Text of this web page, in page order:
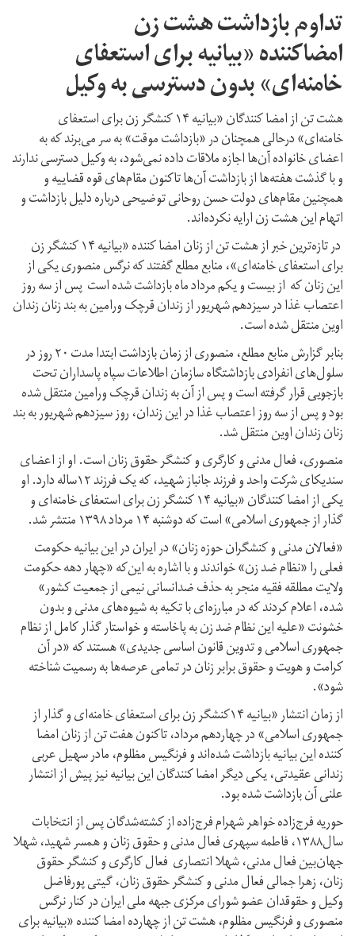
تداوم بازداشت هشت زن
امضاکننده «بیانیه برای استعفای
خامنه‌ای» بدون دسترسی به وکیل
هشت تن از امضا کنندگان «بیانیه ۱۴ کنشگر زن برای استعفای
خامنه‌ای» درحالی همچنان در «بازداشت موقت» به سر می‌برند که به
اعضای خانواده ‌آن‌ها اجازه ملاقات داده نمی‌شود، به وکیل دسترسی ندارند
و با گذشت هفته‌ها از بازداشت آن‌ها تاکنون مقام‌های قوه قضاییه و
همچنین مقام‌های دولت حسن روحانی توضیحی درباره دلیل بازداشت و
اتهام این هشت زن ارایه نکرده‌اند.
در تازه‌ترین خبر از هشت تن از زنان امضا کننده «بیانیه ۱۴ کنشگر زن
برای استعفای خامنه‌ای»، منابع مطلع گفتند که نرگس منصوری یکی از
این زنان که از بیست و یکم مرداد ماه بازداشت شده است پس از سه روز
اعتصاب غذا در سیزدهم شهریور از زندان قرچک ورامین به بند زنان زندان
اوین منتقل شده است.
بنابر گزارش منابع مطلع، منصوری از زمان بازداشت ابتدا مدت ۲۰ روز در
سلول‌های انفرادی بازداشتگاه سازمان اطلاعات سپاه پاسداران تحت
بازجویی قرار گرفته است و پس از آن به زندان قرچک ورامین منتقل شده
بود و پس از سه روز اعتصاب غذا در این زندان، روز سیزدهم شهریور به بند
زنان زندان اوین منتقل شد.
منصوری، فعال مدنی و کارگری و کنشگر حقوق زنان است. او از اعضای
سندیکای شرکت واحد و فرزند جانباز شهید، که یک فرزند ۱۲ساله دارد. او
یکی از امضا کنندگان «بیانیه ۱۴ کنشگر زن برای استعفای خامنه‌ای و
گذار از جمهوری اسلامی» است که دوشنبه ۱۴ مرداد ۱۳۹۸ منتشر شد.
«فعالان مدنی و کنشگران حوزه زنان» در ایران در این بیانیه حکومت
فعلی را «نظام ضد زن» خواندند و با اشاره به این‌که «چهار دهه حکومت
ولایت مطلقه فقیه منجر به حذف ضدانسانی نیمی از جمعیت کشور»
شده، اعلام کردند که در مبارزه‌ای با تکیه به شیوه‌های مدنی و بدون
خشونت «علیه این نظام ضد زن به پاخاسته و خواستار گذار کامل از نظام
جمهوری‌ اسلامی و تدوین قانون اساسی جدیدی»‌ هستند که «در آن
کرامت و هویت و حقوق برابر زنان در تمامی عرصه‌ها به رسمیت شناخته
شود».
از زمان انتشار «بیانیه ۱۴کنشگر زن برای استعفای خامنه‌ای و گذار از
جمهوری اسلامی» در چهاردهم مرداد، تاکنون هفت تن از زنان امضا‌
کننده این بیانیه بازداشت شده‌اند و فرنگیس مظلوم، مادر سهیل عربی
زندانی عقیدتی، یکی دیگر امضا کنندگان این بیانیه نیز پیش از انتشار
علنی آن بازداشت شده بود.
حوریه فرج‌زاده خواهر شهرام فرج‌زاده از کشته‌شدگان پس از انتخابات
سال۱۳۸۸، فاطمه سپهری فعال مدنی و حقوق زنان و همسر شهید، شهلا
جهان‌بین فعال مدنی، شهلا انتصاری فعال کارگری و کنشگر حقوق
زنان، زهرا جمالی فعال مدنی و کنشگر حقوق زنان، گیتی پورفاضل
وکیل و حقوقدان عضو شورای مرکزی جبهه ملی ایران در کنار نرگس
منصوری و فرنگیس مظلوم، هشت تن از چهارده امضا کننده «بیانیه برای